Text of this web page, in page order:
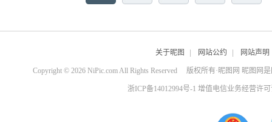
关于昵图 | 网站公约 | 网站声明
Copyright © 2026 NiPic.com All Rights Reserved 版权所有·昵图网 昵图网
浙ICP备14012994号-1 增值电信业务经营许